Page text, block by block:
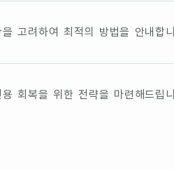
고려하여 최적의 방법을 안내합
회복을 위한 전략을 마련해드립